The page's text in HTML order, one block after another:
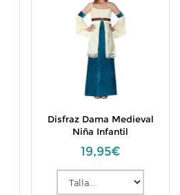
Disfraz Dama Medieval
Niña Infantil
19,95€